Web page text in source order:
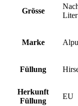
Grösse
Liter
Marke
Füllung
Herkunft
Füllung
EU